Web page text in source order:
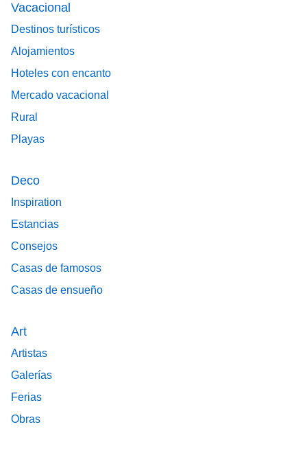
Vacacional
Destinos turísticos
Alojamientos
Hoteles con encanto
Mercado vacacional
Rural
Playas
Deco
Inspiration
Estancias
Consejos
Casas de famosos
Casas de ensueño
Art
Artistas
Galerías
Ferias
Obras